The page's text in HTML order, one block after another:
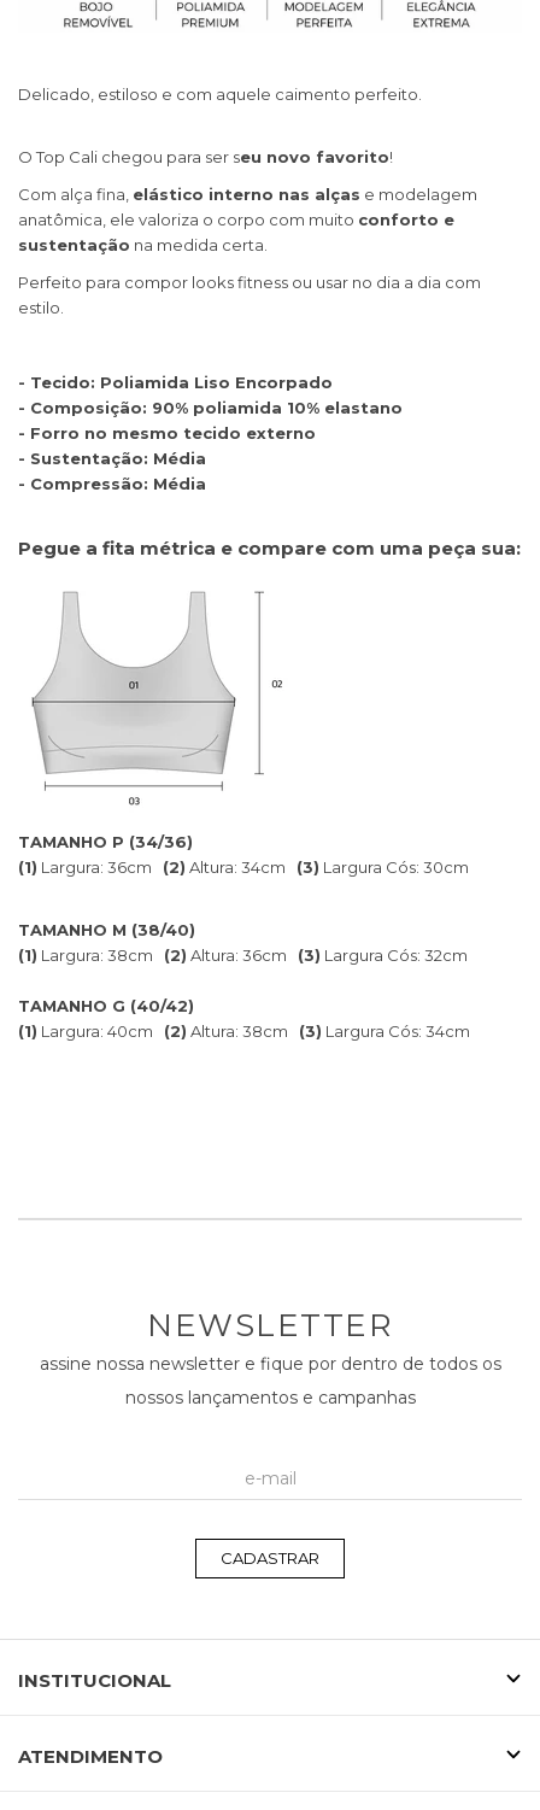
Delicado, estiloso e com aquele caimento perfeito.
O Top Cali chegou para ser seu novo favorito!
Com alça fina, elástico interno nas alças e modelagem
anatômica, ele valoriza o corpo com muito conforto e
sustentação na medida certa.
Perfeito para compor looks fitness ou usar no dia a dia com
estilo.
- Tecido: Poliamida Liso Encorpado
- Composição: 90% poliamida 10% elastano
- Forro no mesmo tecido externo
- Sustentação: Média
- Compressão: Média
Pegue a fita métrica e compare com uma peça sua:
TAMANHO P (34/36)
(1) Largura: 36cm (2) Altura: 34cm (3) Largura Cós: 30cm
TAMANHO M (38/40)
(1) Largura: 38cm (2) Altura: 36cm (3) Largura Cós: 32cm
TAMANHO G (40/42)
(1) Largura: 40cm (2) Altura: 38cm (3) Largura Cós: 34cm
NEWSLETTER
assine nossa newsletter e fique por dentro de todos os
nossos lançamentos e campanhas
CADASTRAR
INSTITUCIONAL
ATENDIMENTO